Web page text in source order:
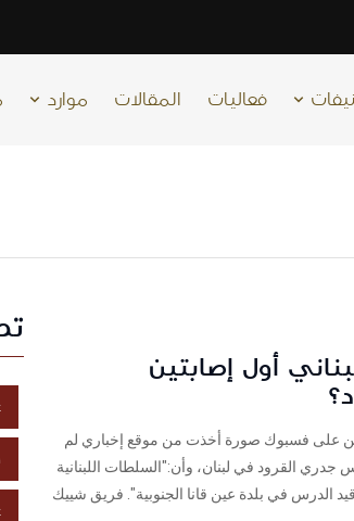
فعاليات المقالات موارد
أول إصابتين
على فسبوك صورة أخذت من موقع إخباري لم
القرود في لبنان، وأن:"السلطات اللبنانية
الدرس في بلدة عين قانا الجنوبية". فريق شييك